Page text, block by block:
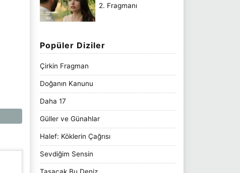
2. Fragmanı
Popüler Diziler
Çirkin Fragman
Doğanın Kanunu
Daha 17
Güller ve Günahlar
Halef: Köklerin Çağrısı
Sevdiğim Sensin
Taşacak Bu Deniz